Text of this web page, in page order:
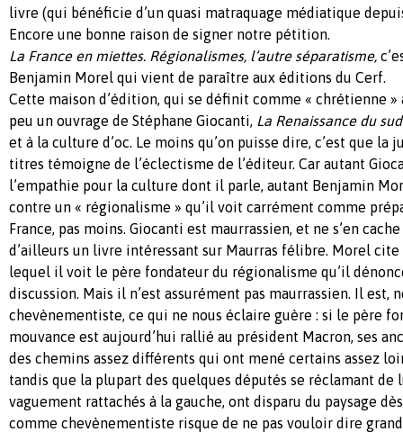
livre (qui bénéficie d’un quasi matraquage médiatique
Encore une bonne raison de signer notre pétition.
La France en miettes. Régionalismes, l’autre séparatisme,
Benjamin Morel qui vient de paraître aux éditions du Cerf.
Cette maison d’édition, qui se définit comme « chrétienne
peu un ouvrage de Stéphane Giocanti, La Renaissance du
et à la culture d’oc. Le moins qu’on puisse dire, c’est que la
titres témoigne de l’éclectisme de l’éditeur. Car autant
l’empathie pour la culture dont il parle, autant Benjamin
contre un « régionalisme » qu’il voit carrément comme
France, pas moins. Giocanti est maurrassien, et ne s’en
d’ailleurs un livre intéressant sur Maurras félibre. Morel cite
lequel il voit le père fondateur du régionalisme qu’il
discussion. Mais il n’est assurément pas maurrassien. Il est,
chevènementiste, ce qui ne nous éclaire guère : si le père
mouvance est aujourd’hui rallié au président Macron, ses
des chemins assez différents qui ont mené certains assez
tandis que la plupart des quelques députés se réclamant de
vaguement rattachés à la gauche, ont disparu du paysage
comme chevènementiste risque de ne pas vouloir dire